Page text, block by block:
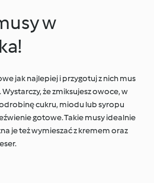
w
jak najlepiej i przygotuj z nich mus
że zmiksujesz owoce, w
cukru, miodu lub syropu
gotowe. Takie musy idealnie
je też wymieszać z kremem oraz